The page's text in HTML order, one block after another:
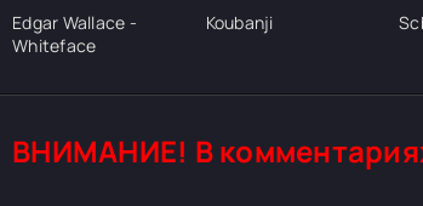
Edgar Wallace -
Whiteface
Koubanji
ВНИМАНИЕ! В